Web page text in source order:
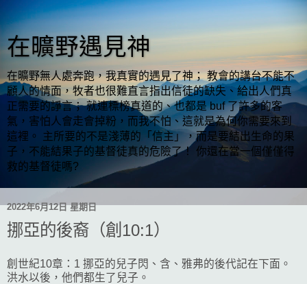
在曠野遇見神
在曠野無人處奔跑，我真實的遇見了神； 教會的講台不能不
顧人的情面，牧者也很難直言指出信徒的缺失、給出人們真
正需要的諍言； 就連標榜真道的、也都是 buf 了許多的客
氣，害怕人會走會掉粉，而我不怕、這就是為何你需要來到
這裡。 主所要的不是淺薄的「信主」，而是要結出生命的果
子，不能結果子的基督徒真的危險了！ 你還在當一個僅僅得
救的基督徒嗎?
2022年6月12日 星期日
挪亞的後裔（創10:1）
創世紀10章：1 挪亞的兒子閃、含、雅弗的後代記在下面。
洪水以後，他們都生了兒子。